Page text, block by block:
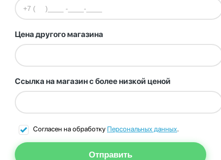
Цена другого магазина
Ссылка на магазин с более низкой ценой
Согласен на обработку Персональных данных.
Отправить